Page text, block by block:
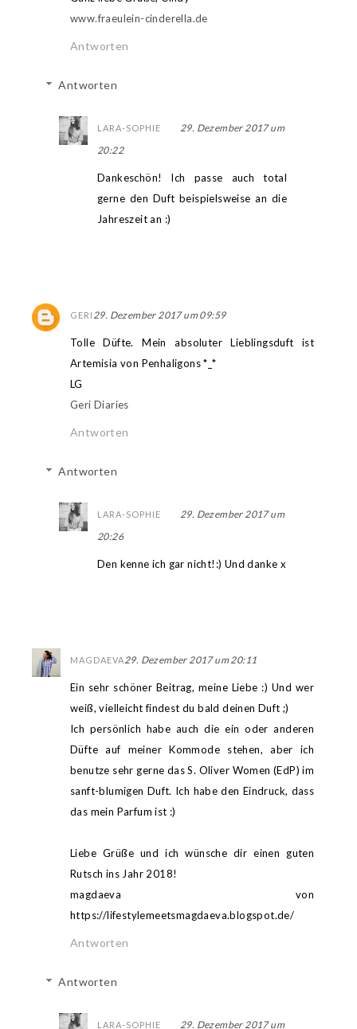
www.fraeulein-cinderella.de
Antworten
Antworten
LARA-SOPHIE
29. Dezember 2017 um
20:22
Dankeschön! Ich passe auch total
gerne den Duft beispielsweise an die
Jahreszeit an :)
GERI29. Dezember 2017 um 09:59
Tolle Düfte. Mein absoluter Lieblingsduft ist
Artemisia von Penhaligons *_*
LG
Geri Diaries
Antworten
Antworten
LARA-SOPHIE
29. Dezember 2017 um
20:26
Den kenne ich gar nicht!:) Und danke x
MAGDAEVA29. Dezember 2017 um 20:11
Ein sehr schöner Beitrag, meine Liebe :) Und wer
weiß, vielleicht findest du bald deinen Duft ;)
Ich persönlich habe auch die ein oder anderen
Düfte auf meiner Kommode stehen, aber ich
benutze sehr gerne das S. Oliver Women (EdP) im
sanft-blumigen Duft. Ich habe den Eindruck, dass
das mein Parfum ist :)
Liebe Grüße und ich wünsche dir einen guten
Rutsch ins Jahr 2018!
magdaeva von
https://lifestylemeetsmagdaeva.blogspot.de/
Antworten
Antworten
LARA-SOPHIE 29. Dezember 2017 um